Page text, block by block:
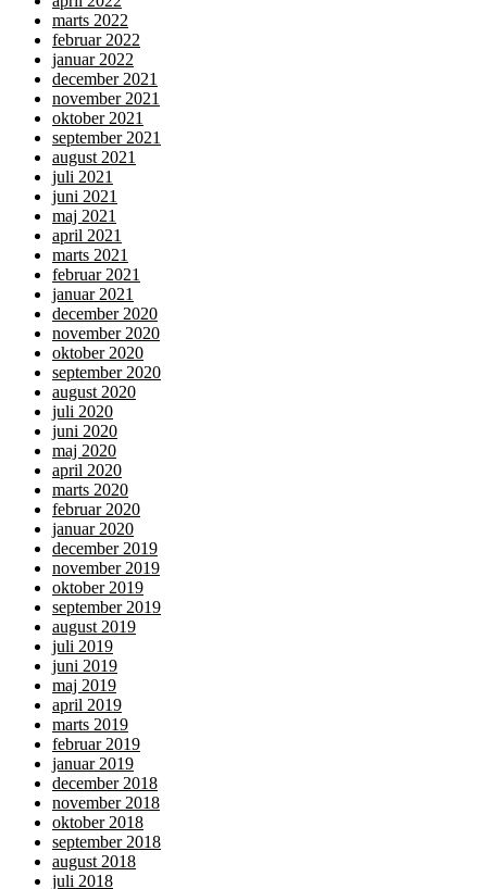
marts 2022
februar 2022
januar 2022
december 2021
november 2021
oktober 2021
september 2021
august 2021
juli 2021
juni 2021
maj 2021
april 2021
marts 2021
februar 2021
januar 2021
december 2020
november 2020
oktober 2020
september 2020
august 2020
juli 2020
juni 2020
maj 2020
april 2020
marts 2020
februar 2020
januar 2020
december 2019
november 2019
oktober 2019
september 2019
august 2019
juli 2019
juni 2019
maj 2019
april 2019
marts 2019
februar 2019
januar 2019
december 2018
november 2018
oktober 2018
september 2018
august 2018
juli 2018